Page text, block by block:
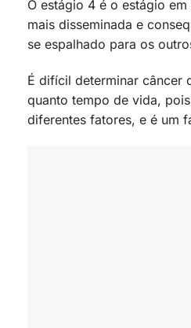
O estágio 4 é o estágio
mais disseminada e
se espalhado para os
É difícil determinar câncer
quanto tempo de vida,
diferentes fatores, e é um